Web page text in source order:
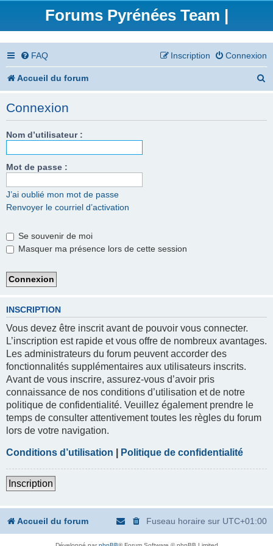
Forums Pyrénées Team |
FAQ Connexion
Inscription
Accueil du forum
Connexion
Nom d’utilisateur :
Mot de passe :
J’ai oublié mon mot de passe
Renvoyer le courriel d’activation
Se souvenir de moi
Masquer ma présence lors de cette session
INSCRIPTION
Vous devez être inscrit avant de pouvoir vous connecter.
L’inscription est rapide et vous offre de nombreux avantages.
Les administrateurs du forum peuvent accorder des
fonctionnalités supplémentaires aux utilisateurs inscrits.
Avant de vous inscrire, assurez-vous d’avoir pris
connaissance de nos conditions d’utilisation et de notre
politique de confidentialité. Veuillez également prendre le
temps de consulter attentivement toutes les règles du forum
lors de votre navigation.
Conditions d’utilisation Politique de confidentialité
Inscription
Accueil du forum Fuseau horaire sur UTC+01:00